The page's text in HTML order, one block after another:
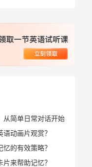
从简单日常对话开始
动画片观赏？
的有效策略？
来帮助记忆？